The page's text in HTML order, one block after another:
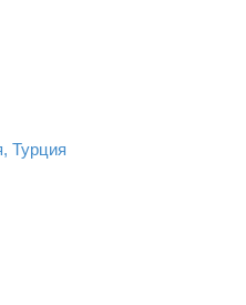
Турция